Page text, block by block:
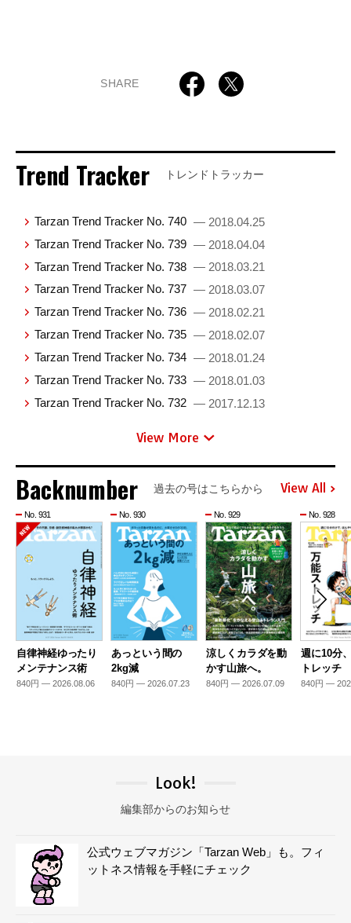
SHARE
Trend Tracker トレンドトラッカー
Tarzan Trend Tracker No. 740 — 2018.04.25
Tarzan Trend Tracker No. 739 — 2018.04.04
Tarzan Trend Tracker No. 738 — 2018.03.21
Tarzan Trend Tracker No. 737 — 2018.03.07
Tarzan Trend Tracker No. 736 — 2018.02.21
Tarzan Trend Tracker No. 735 — 2018.02.07
Tarzan Trend Tracker No. 734 — 2018.01.24
Tarzan Trend Tracker No. 733 — 2018.01.03
Tarzan Trend Tracker No. 732 — 2017.12.13
View More
Backnumber 過去の号はこちらから View All
No. 931
自律神経ゆったり
メンテナンス術
840円 — 2026.08.06
No. 930
あっという間の
2kg減
840円 — 2026.07.23
No. 929
涼しくカラダを動
かす山旅へ。
840円 — 2026.07.09
No. 928
週に10分
トレッチ
840円 —
Look!
編集部からのお知らせ
公式ウェブマガジン「Tarzan Web」も。フィ
ットネス情報を手軽にチェック